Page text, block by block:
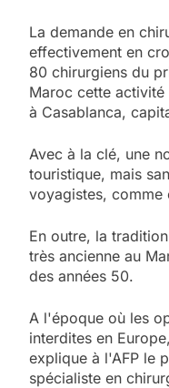
La demande en
effectivement en
80 chirurgiens du
Maroc cette
à Casablanca,
Avec à la clé, une
touristique, mais
voyagistes, comme
En outre, la
très ancienne au
des années 50.
A l'époque où les
interdites en
explique à l'AFP le
spécialiste en